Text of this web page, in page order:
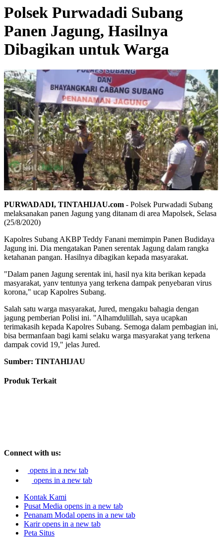
Polsek Purwadadi Subang
Panen Jagung, Hasilnya
Dibagikan untuk Warga
PURWADADI, TINTAHIJAU.com - Polsek Purwadadi Subang
melaksanakan panen Jagung yang ditanam di area Mapolsek, Selasa
(25/8/2020)
Kapolres Subang AKBP Teddy Fanani memimpin Panen Budidaya
Jagung ini. Dia mengatakan Panen serentak Jagung dalam rangka
ketahanan pangan. Hasilnya dibagikan kepada masyarakat.
"Dalam panen Jagung serentak ini, hasil nya kita berikan kepada
masyarakat, yanv tentunya yang terkena dampak penyebaran virus
korona," ucap Kapolres Subang.
Salah satu warga masyarakat, Jured, mengaku bahagia dengan
jagung pemberian Polisi ini. "Alhamdulillah, saya ucapkan
terimakasih kepada Kapolres Subang. Semoga dalam pembagian ini,
bisa bermanfaan bagi kami selaku warga masyarakat yang terkena
dampak covid 19," jelas Jured.
Sumber: TINTAHIJAU
Produk Terkait
Connect with us:
opens in a new tab
opens in a new tab
Kontak Kami
Pusat Media opens in a new tab
Penanam Modal opens in a new tab
Karir opens in a new tab
Peta Situs